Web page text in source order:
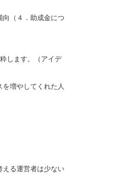
向（４．助成金につ
します。（アイデ
を増やしてくれた人
える運営者は少ない